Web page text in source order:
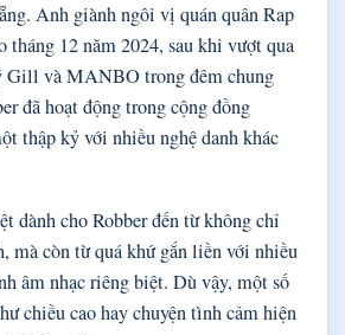
Anh giành ngôi vị quán quân Rap
12 năm 2024, sau khi vượt qua
Gill và MANBO trong đêm chung
đã hoạt động trong cộng đồng
thập kỷ với nhiều nghệ danh khác
dành cho Robber đến từ không chỉ
mà còn từ quá khứ gắn liền với nhiều
âm nhạc riêng biệt. Dù vậy, một số
chiều cao hay chuyện tình cảm hiện